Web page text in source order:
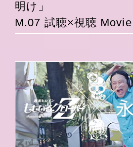
明け」
M.07 試聴×視聴 Movie